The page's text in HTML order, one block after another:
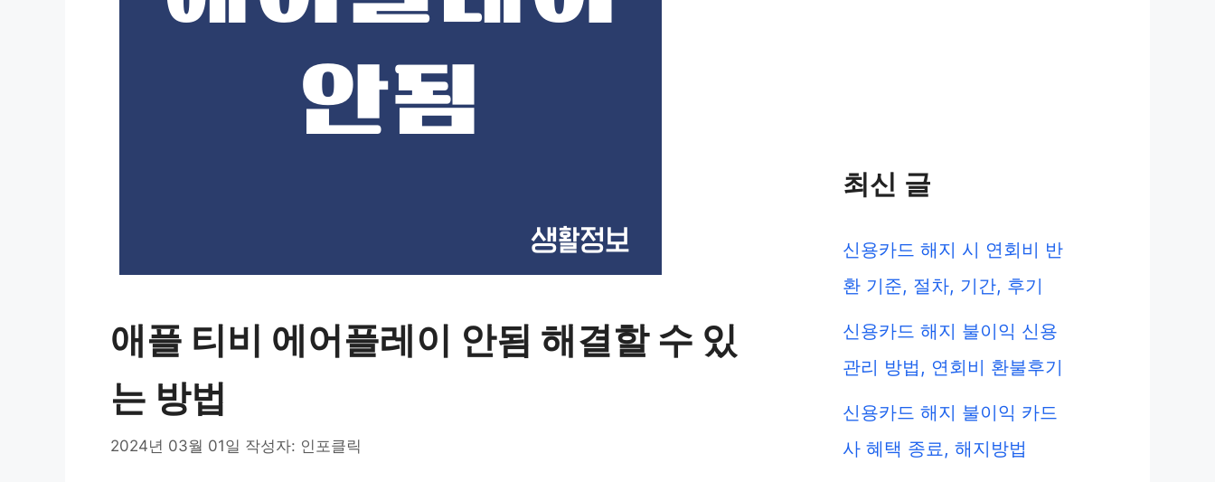
애플 티비 에어플레이 안됨 해결할 수 있
는 방법
2024년 03월 01일 작성자: 인포클릭
최신 글
신용카드 해지 시 연회비 반
환 기준, 절차, 기간, 후기
신용카드 해지 불이익 신용
관리 방법, 연회비 환불후기
신용카드 해지 불이익 카드
사 혜택 종료, 해지방법